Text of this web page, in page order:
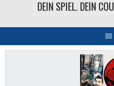
DEIN SPIEL. DEIN